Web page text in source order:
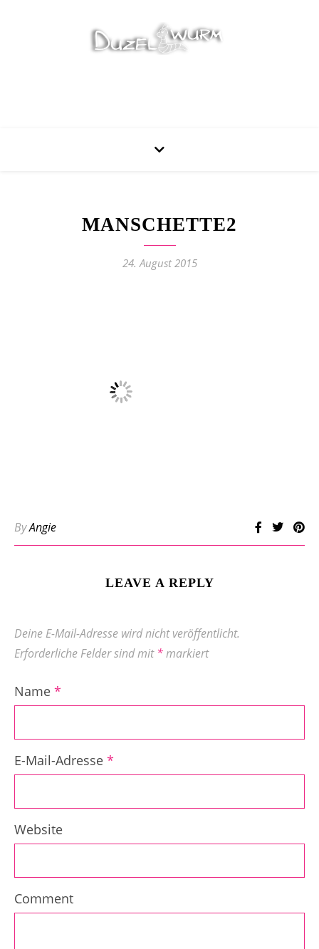
MANSCHETTE2
24. August 2015
ByAngie
LEAVE A REPLY
Deine E-Mail-Adresse wird nicht veröffentlicht.
Erforderliche Felder sind mit*markiert
Name *
E-Mail-Adresse *
Website
Comment